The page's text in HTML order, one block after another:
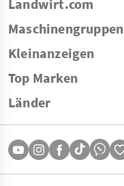
Landwirt.com
Maschinengruppen
Kleinanzeigen
Top Marken
Länder